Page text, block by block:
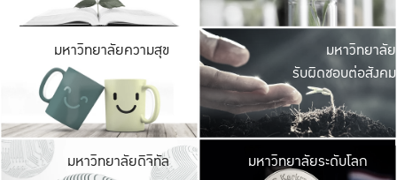
มหาวิทยาลัยความสุข มหาวิ
ค
เปิดประ
และพบเรื่องราวใ
มหาวิทยาลัย
รับผิดชอบต่อสังคม
มหาวิทยาลัยดิจิทัล มหาวิ
มหาวิทยาลัยระดับโลก